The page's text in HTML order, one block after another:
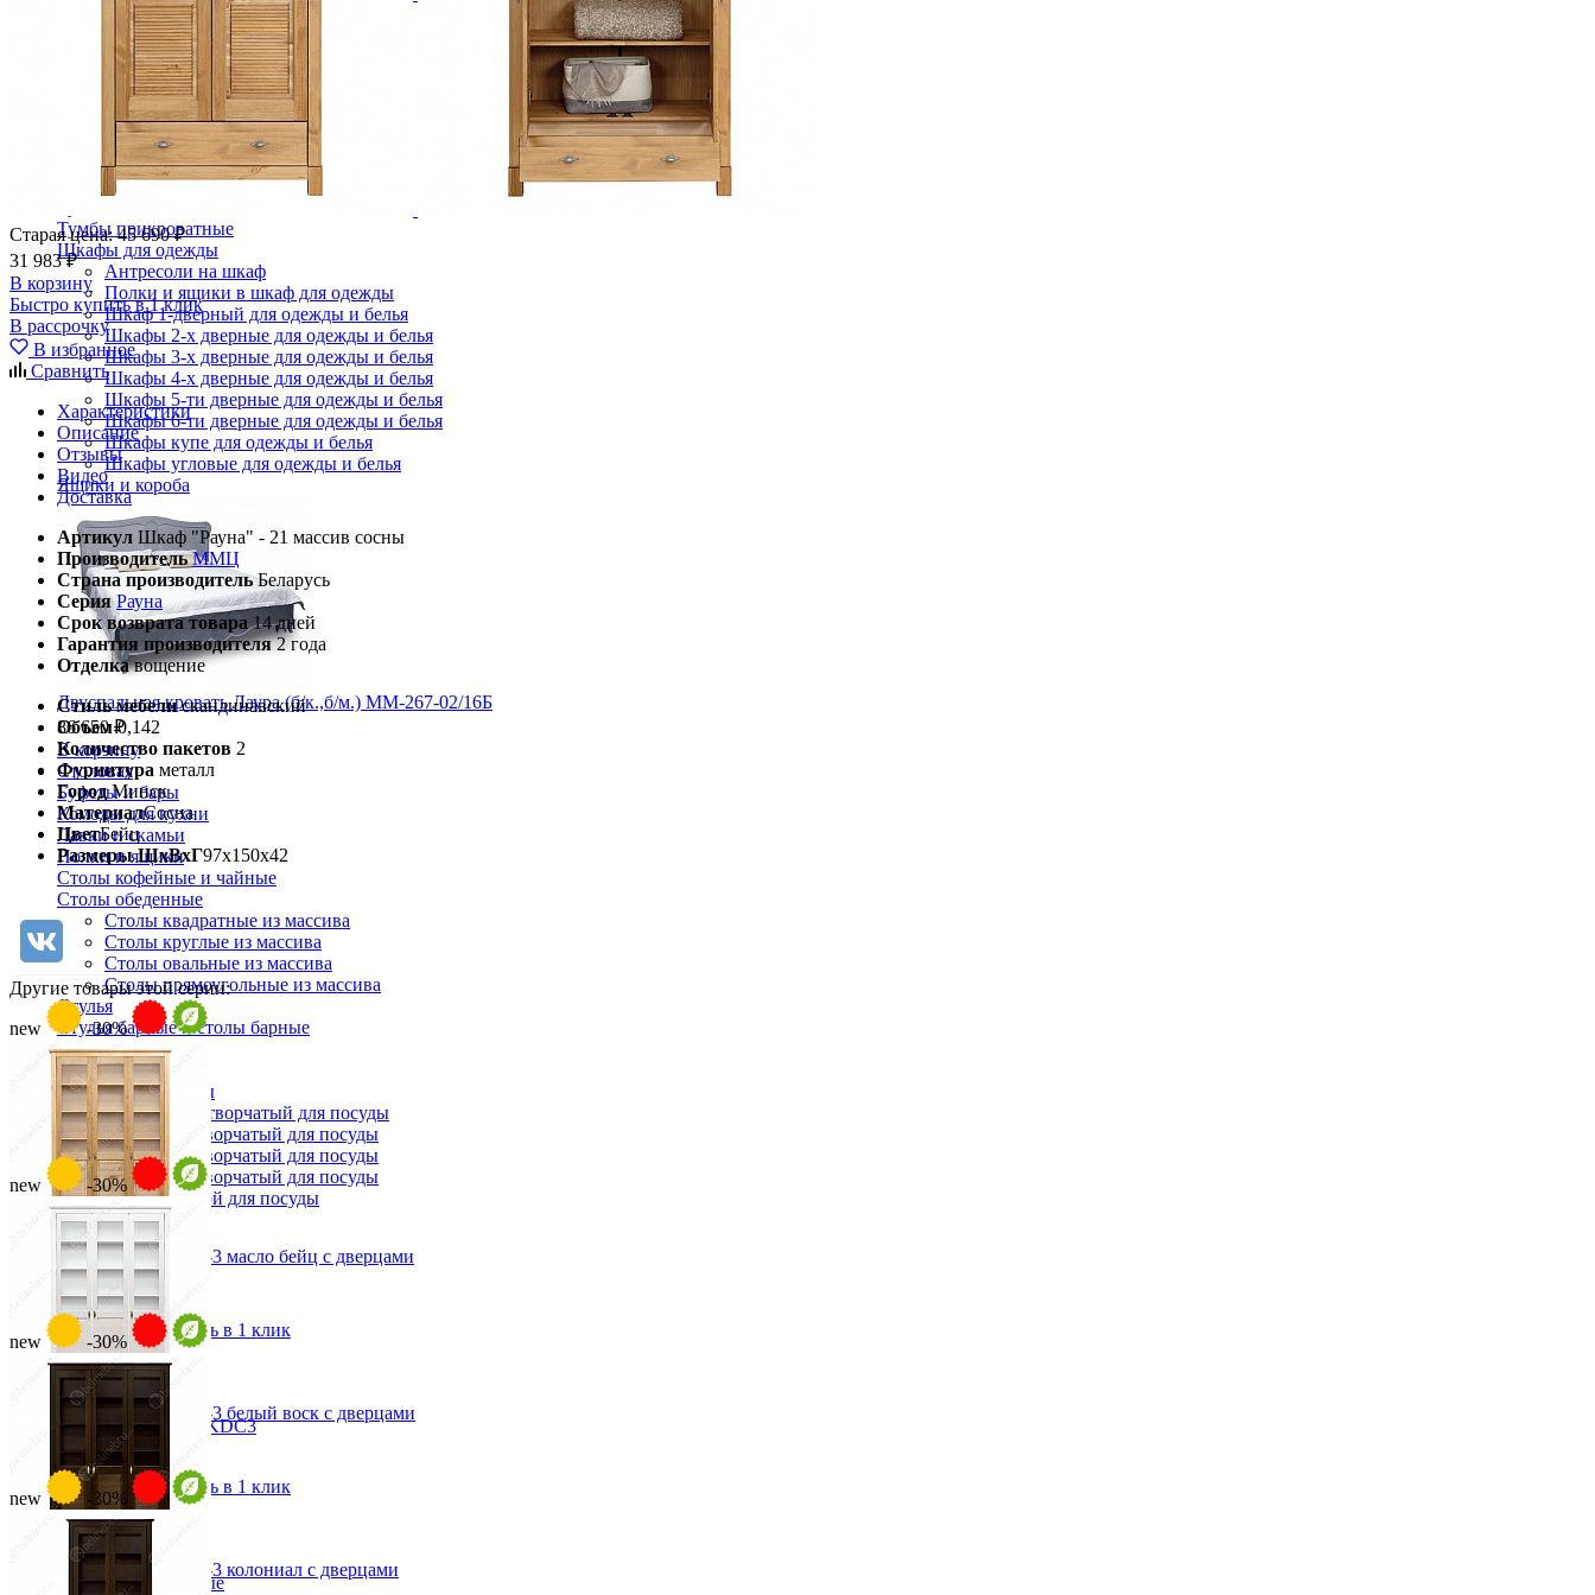
Комоды
Кровати двуспальные
Кровати металлические
Кровати односпальные
Кровати полутороспальные
Решетки и настилы под матрас
Спальные гарнитуры
Тумбы прикроватные
Шкафы для одежды
Антресоли на шкаф
Полки и ящики в шкаф для одежды
Шкаф 1-дверный для одежды и белья
Шкафы 2-х дверные для одежды и белья
Шкафы 3-х дверные для одежды и белья
Шкафы 4-х дверные для одежды и белья
Шкафы 5-ти дверные для одежды и белья
Шкафы 6-ти дверные для одежды и белья
Шкафы купе для одежды и белья
Шкафы угловые для одежды и белья
Ящики и короба
Двуспальная кровать Лаура (б/к.,б/м.) ММ-267-02/16Б
86 650 ₽
В корзину
Столовая
Буфеты и бары
Комоды для кухни
Лавки и скамьи
Полки и ящики
Столы кофейные и чайные
Столы обеденные
Столы квадратные из массива
Столы круглые из массива
Столы овальные из массива
Столы прямоугольные из массива
Стулья
Стулья барные и столы барные
Сундуки
Табуреты
Шкафы для посуды
Шкаф 1-но створчатый для посуды
Шкаф 2-х створчатый для посуды
Шкаф 3-х створчатый для посуды
Шкаф 4-х створчатый для посуды
Шкаф угловой для посуды
Стул PIN MAGIC KDC3
10 067 ₽
11 185 ₽
В корзину
-10%
Прихожая
Вешалки напольные
Старая цена:45 690 ₽
31 983 ₽
В корзину
Быстро купить в 1 клик
В рассрочку
В избранное
Сравнить
Характеристики
Описание
Отзывы
Видео
Доставка
Артикул Шкаф "Рауна" - 21 массив сосны
Производитель ММЦ
Страна производитель Беларусь
Серия Рауна
Срок возврата товара 14 дней
Гарантия производителя 2 года
Отделка вощение
Стиль мебели скандинавский
Объем 0,142
Количество пакетов 2
Фурнитура металл
Город Минск
МатериалСосна
ЦветБейц
Размеры ШхВхГ97х150х42
Другие товары этой серии:
new
-30%
Стеллаж для книг Рауна-3 масло бейц с дверцами
от 58 611 ₽
от 83 730 ₽
В корзину
Быстро купить в 1 клик
new -30%
Стеллаж для книг Рауна-3 белый воск с дверцами
от 83 730 ₽
В корзину
Быстро купить в 1 клик
new -30%
Стеллаж для книг Рауна-3 колониал с дверцами
new -30%